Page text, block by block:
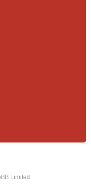
Limited